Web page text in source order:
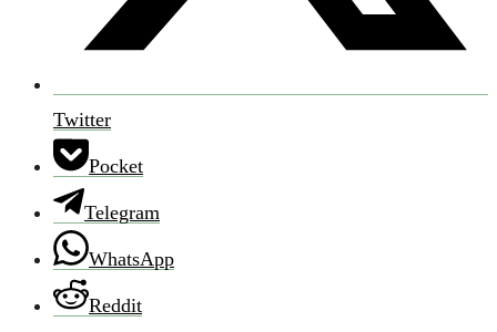
Twitter
Pocket
Telegram
WhatsApp
Reddit